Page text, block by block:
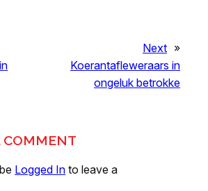
Next »
Koerantafleweraars in
ongeluk betrokke
COMMENT
Logged In to leave a